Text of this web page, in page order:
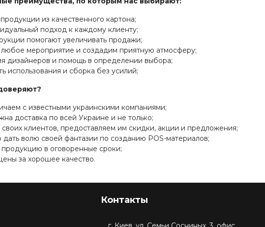
из качественного картона;
подход к каждому клиенту;
помогают увеличивать продажи;
мероприятие и создадим приятную атмосферу;
дизайнеров и помощь в определении выбора;
использования и сборка без усилий;
с известными украинскими компаниями;
доставка по всей Украине и не только;
клиентов, предоставляем им скидки, акции и предложения;
волю своей фантазии по созданию POS-материалов;
продукцию в оговоренные сроки;
за хорошее качество.
Контакты